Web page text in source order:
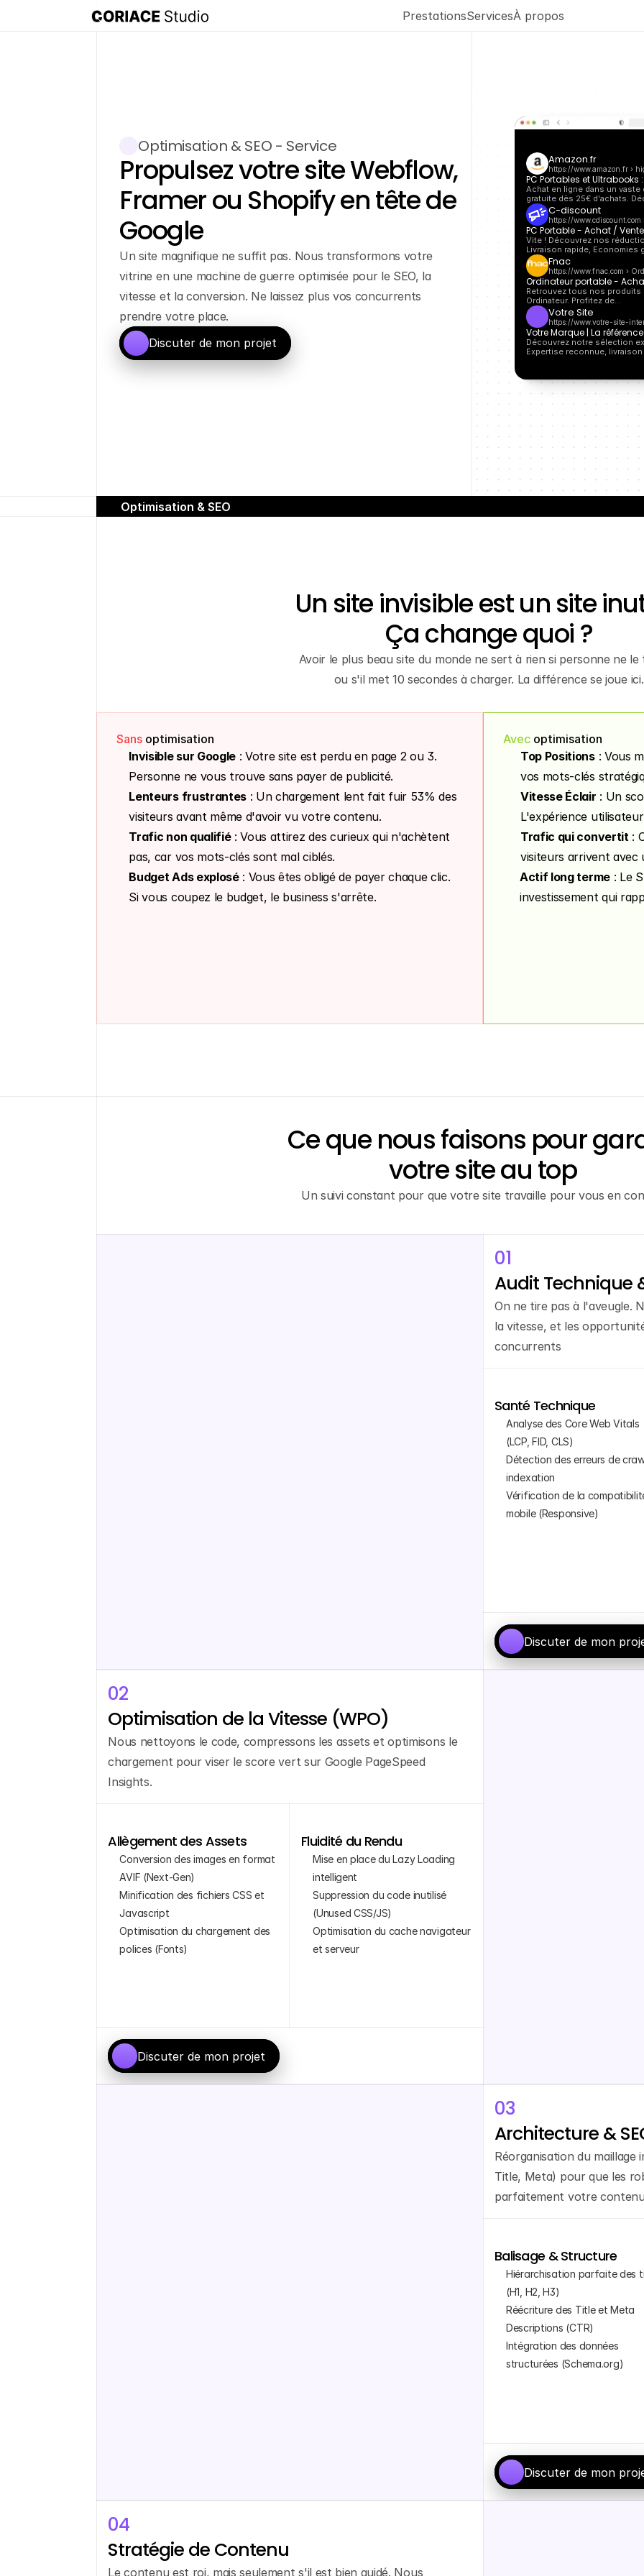
PrestationsServicesÀ propos
Optimisation & SEO - Service
Propulsez votre site Webflow,
Framer ou Shopify en tête de
Google
Un site magnifique ne suffit pas. Nous transformons votre
vitrine en une machine de guerre optimisée pour le SEO, la
vitesse et la conversion. Ne laissez plus vos concurrents
prendre votre place.
Discuter de mon projet
Amazon.fr
https://www.amazon.fr ›
PC Portables et
Achat en ligne dans un
gratuite dès 25€ d'achats.
C-discount
https://
PC Portable - Achat /
Vite ! Découvrez nos
Livraison rapide, Economies
Fnac
https://www.fnac.com ›
Ordinateur portable -
Retrouvez tous nos produits
Ordinateur. Profitez de…
Votre Site
https://www.votre-site-
Votre Marque | La
Découvrez notre sélection
Expertise reconnue,
Optimisation & SEO
Un site invisible est un site
Ça change quoi ?
Avoir le plus beau site du monde ne sert à rien si personne ne
ou s'il met 10 secondes à charger. La différence se joue ici.
Sans optimisation
Invisible sur Google : Votre site est perdu en page 2 ou 3.
Personne ne vous trouve sans payer de publicité.
Lenteurs frustrantes : Un chargement lent fait fuir 53% des
visiteurs avant même d'avoir vu votre contenu.
Trafic non qualifié : Vous attirez des curieux qui n'achètent
pas, car vos mots-clés sont mal ciblés.
Budget Ads explosé : Vous êtes obligé de payer chaque clic.
Si vous coupez le budget, le business s'arrête.
Avec optimisation
Top Positions : Vous
vos mots-clés
Vitesse Éclair : Un
L'expérience
Trafic qui convertit :
visiteurs arrivent avec
Actif long terme : Le
investissement qui
Ce que nous faisons pour
votre site au top
Un suivi constant pour que votre site travaille pour vous en
01
Audit Technique
On ne tire pas à l'aveugle.
la vitesse, et les
concurrents
Santé Technique
Analyse des Core Web Vitals
(LCP, FID, CLS)
Détection des erreurs de
indexation
Vérification de la
mobile (Responsive)
Discuter de mon
02
Optimisation de la Vitesse (WPO)
Nous nettoyons le code, compressons les assets et optimisons le
chargement pour viser le score vert sur Google PageSpeed
Insights.
Allègement des Assets
Conversion des images en format
AVIF (Next-Gen)
Minification des fichiers CSS et
Javascript
Optimisation du chargement des
polices (Fonts)
Fluidité du Rendu
Mise en place du Lazy Loading
intelligent
Suppression du code inutilisé
(Unused CSS/JS)
Optimisation du cache navigateur
et serveur
Discuter de mon projet
03
Architecture &
Réorganisation du
Title, Meta) pour que les
parfaitement votre
Balisage & Structure
Hiérarchisation parfaite des
(H1, H2, H3)
Réécriture des Title et Meta
Descriptions (CTR)
Intégration des données
structurées (Schema.org)
Discuter de mon
04
Stratégie de Contenu
Le contenu est roi, mais seulement s'il est bien guidé. Nous